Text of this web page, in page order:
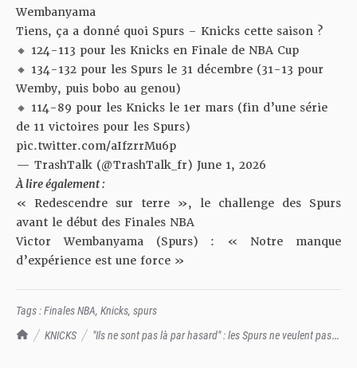
TrashTalk Actu NBA
KNICKS
"Ils ne sont pas là par hasard" : les Spurs ne veulent pas
Wembanyama
Tiens, ça a donné quoi Spurs – Knicks cette saison ?
🔸 124-113 pour les Knicks en Finale de NBA Cup
🔸 134-132 pour les Spurs le 31 décembre (31-13 pour
Wemby, puis bobo au genou)
🔸 114-89 pour les Knicks le 1er mars (fin d’une série
de 11 victoires pour les Spurs)
pic.twitter.com/aIfzrrMu6p
— TrashTalk (@TrashTalk_fr) June 1, 2026
À lire également :
« Redescendre sur terre », le challenge des Spurs
avant le début des Finales NBA
Victor Wembanyama (Spurs) : « Notre manque
d’expérience est une force »
Tags :Finales NBA, Knicks, spurs